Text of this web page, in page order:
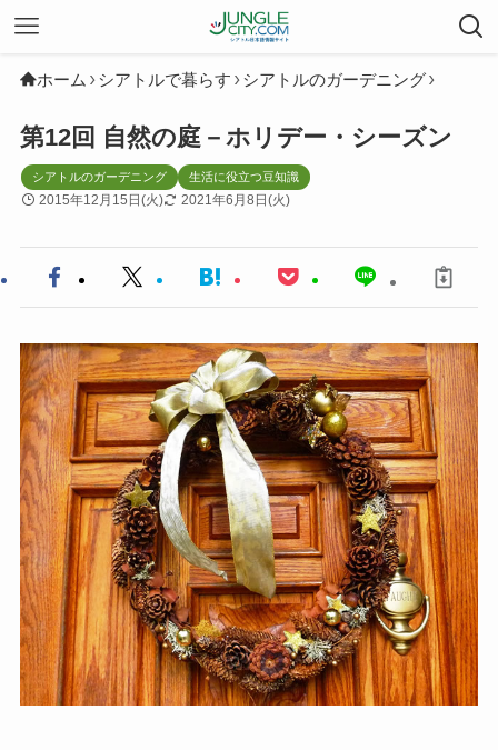
ホーム シアトルで暮らす シアトルのガーデニング
第12回 自然の庭－ホリデー・シーズン
シアトルのガーデニング 生活に役立つ豆知識
2015年12月15日(火) 2021年6月8日(火)